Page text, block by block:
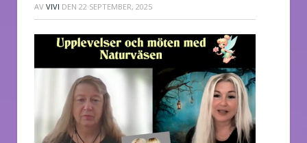
AV VIVI DEN 22 SEPTEMBER, 2025